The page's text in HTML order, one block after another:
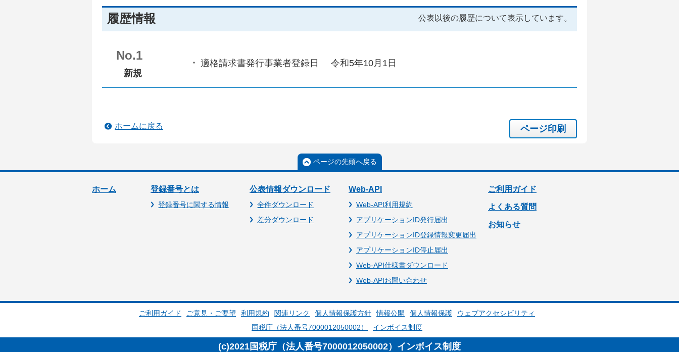
履歴情報 公表以後の履歴について表示しています。
No.1
新規
適格請求書発行事業者登録日 令和5年10月1日
ページ印刷
ホームに戻る
ページの先頭へ戻る
ホーム 登録番号とは
登録番号に関する情報
公表情報ダウンロード
全件ダウンロード
差分ダウンロード
Web-API
Web-API利用規約
アプリケーションID発行届出
アプリケーションID登録情報変更届出
アプリケーションID停止届出
Web-API仕様書ダウンロード
Web-APIお問い合わせ
ご利用ガイド
よくある質問
お知らせ
ご利用ガイド ご意見・ご要望 利用規約 関連リンク 個人情報保護方針 情報公開 個人情報保護
ウェブアクセシビリティ
国税庁（法人番号7000012050002）
インボイス制度
(c)2021国税庁（法人番号7000012050002）インボイス制度